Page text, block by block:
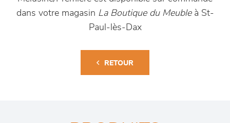
dans votre magasin La Boutique du Meubleà St-
Paul-lès-Dax
RETOUR